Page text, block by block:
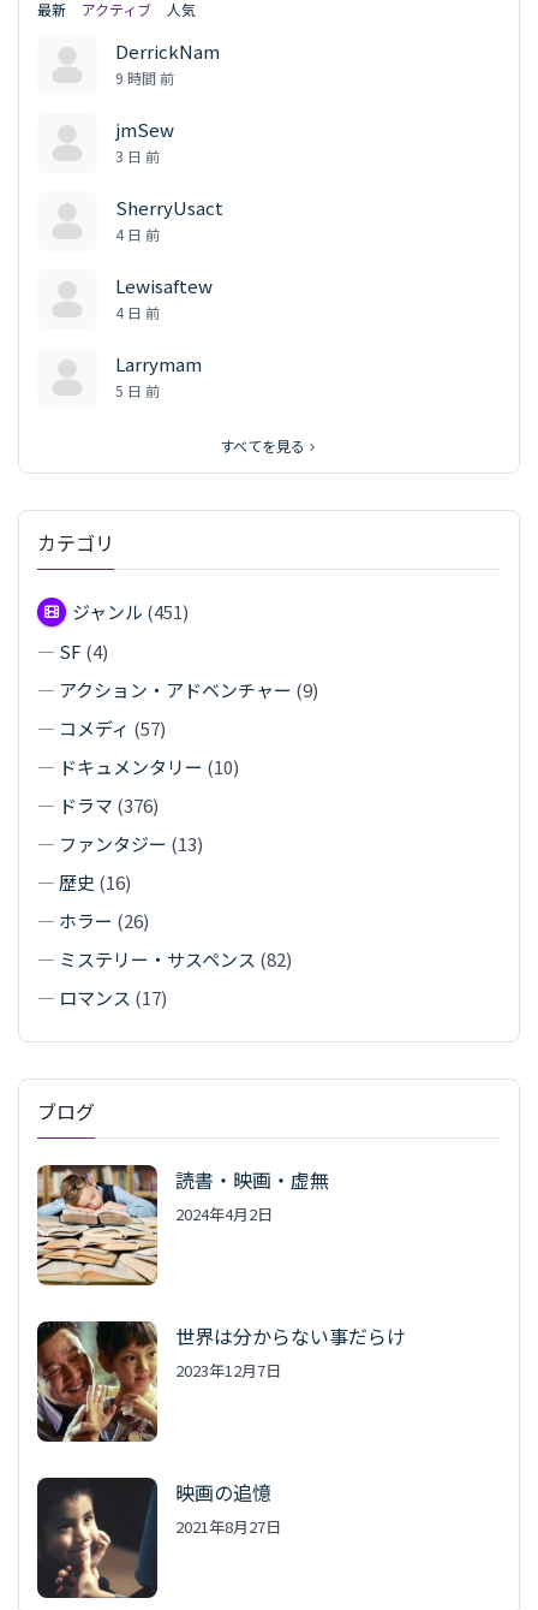
最新 アクティブ 人気
DerrickNam
9 時間 前
jmSew
3 日 前
SherryUsact
4 日 前
Lewisaftew
4 日 前
Larrymam
5 日 前
すべてを見る
カテゴリ
ジャンル (451)
— SF (4)
— アクション・アドベンチャー (9)
— コメディ (57)
— ドキュメンタリー (10)
— ドラマ (376)
— ファンタジー (13)
— 歴史 (16)
— ホラー (26)
— ミステリー・サスペンス (82)
— ロマンス (17)
ブログ
読書・映画・虚無
2024年4月2日
世界は分からない事だらけ
2023年12月7日
映画の追憶
2021年8月27日